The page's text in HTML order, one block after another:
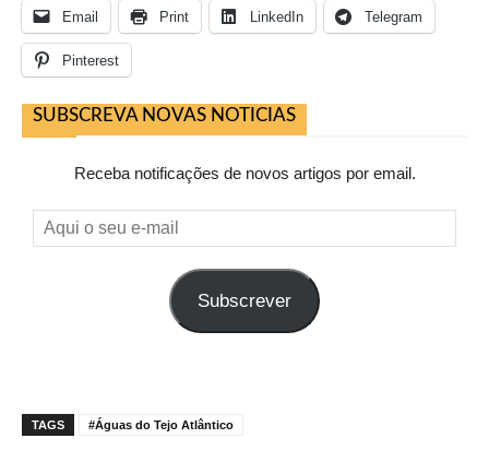
Email Print LinkedIn Telegram
Pinterest
SUBSCREVA NOVAS NOTICIAS
Receba notificações de novos artigos por email.
Aqui
o
Subscrever
TAGS #Águas do Tejo Atlântico